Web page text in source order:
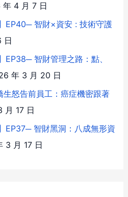
4 月 7 日
EP40─ 智財×資安 : 技術守護
日
EP38─ 智財管理之路：點、
年 3 月 20 日
生怒告前員工：癌症機密跟著
月 17 日
EP37─ 智財黑洞：八成無形資
3 月 17 日